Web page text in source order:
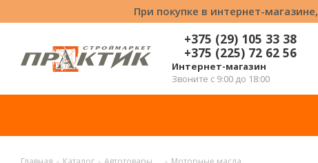
При покупке в интернет-
+375 (29) 105 33 38
+375 (225) 72 62 56
Интернет-магазин
Звоните с 9:00 до 18:00